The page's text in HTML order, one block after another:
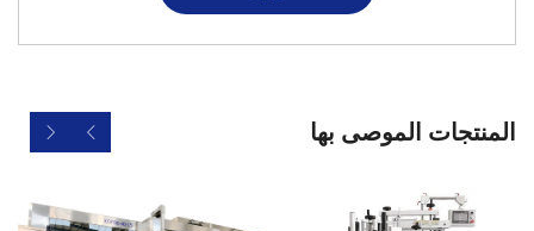
المنتجات الموصى بها